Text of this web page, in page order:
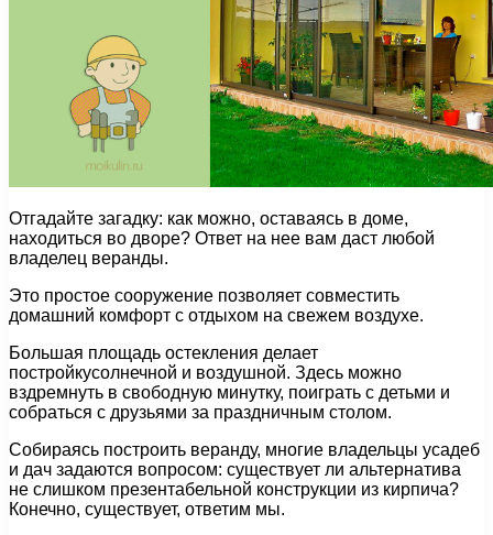
Отгадайте загадку: как можно, оставаясь в доме,
находиться во дворе? Ответ на нее вам даст любой
владелец веранды.
Это простое сооружение позволяет совместить
домашний комфорт с отдыхом на свежем воздухе.
Большая площадь остекления делает
постройкусолнечной и воздушной. Здесь можно
вздремнуть в свободную минутку, поиграть с детьми и
собраться с друзьями за праздничным столом.
Собираясь построить веранду, многие владельцы усадеб
и дач задаются вопросом: существует ли альтернатива
не слишком презентабельной конструкции из кирпича?
Конечно, существует, ответим мы.